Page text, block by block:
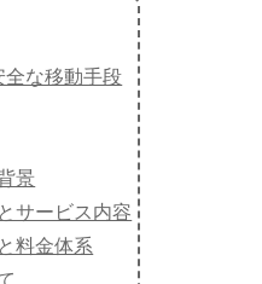
全な移動手段
景
サービス内容
料金体系